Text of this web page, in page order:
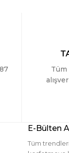
Tüm
E-Bülten
Tüm